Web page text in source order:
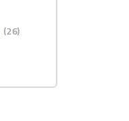
(26)